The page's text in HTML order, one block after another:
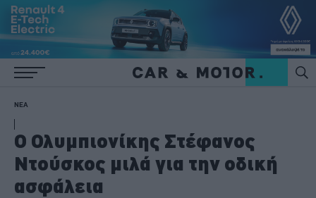
ΝΕΑ
O Ολυμπιονίκης Στέφανος
Ντούσκος μιλά για την οδική
ασφάλεια